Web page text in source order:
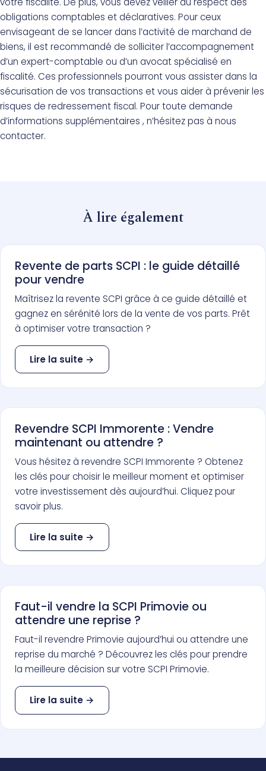
obligations comptables et déclaratives. Pour ceux
envisageant de se lancer dans l’activité de marchand de
biens, il est recommandé de solliciter l’accompagnement
d’un expert-comptable ou d’un avocat spécialisé en
fiscalité. Ces professionnels pourront vous assister dans la
sécurisation de vos transactions et vous aider à prévenir les
risques de redressement fiscal. Pour toute demande
d’informations supplémentaires , n’hésitez pas à nous
contacter.
À lire également
Revente de parts SCPI : le guide détaillé
pour vendre
Maîtrisez la revente SCPI grâce à ce guide détaillé et
gagnez en sérénité lors de la vente de vos parts. Prêt
à optimiser votre transaction ?
Lire la suite →
Revendre SCPI Immorente : Vendre
maintenant ou attendre ?
Vous hésitez à revendre SCPI Immorente ? Obtenez
les clés pour choisir le meilleur moment et optimiser
votre investissement dès aujourd’hui. Cliquez pour
savoir plus.
Lire la suite →
Faut-il vendre la SCPI Primovie ou
attendre une reprise ?
Faut-il revendre Primovie aujourd’hui ou attendre une
reprise du marché ? Découvrez les clés pour prendre
la meilleure décision sur votre SCPI Primovie.
Lire la suite →